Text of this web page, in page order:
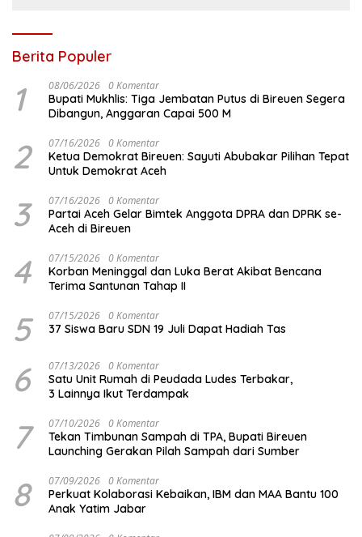
Berita Populer
1 08/06/2026 0 Komentar
Bupati Mukhlis: Tiga Jembatan Putus di Bireuen Segera
Dibangun, Anggaran Capai 500 M
2 07/16/2026 0 Komentar
Ketua Demokrat Bireuen: Sayuti Abubakar Pilihan Tepat
Untuk Demokrat Aceh
3 07/16/2026 0 Komentar
Partai Aceh Gelar Bimtek Anggota DPRA dan DPRK se-
Aceh di Bireuen
4 07/15/2026 0 Komentar
Korban Meninggal dan Luka Berat Akibat Bencana
Terima Santunan Tahap II
5 07/15/2026 0 Komentar
37 Siswa Baru SDN 19 Juli Dapat Hadiah Tas
6 07/13/2026 0 Komentar
Satu Unit Rumah di Peudada Ludes Terbakar,
3 Lainnya Ikut Terdampak
7 07/10/2026 0 Komentar
Tekan Timbunan Sampah di TPA, Bupati Bireuen
Launching Gerakan Pilah Sampah dari Sumber
8 07/09/2026 0 Komentar
Perkuat Kolaborasi Kebaikan, IBM dan MAA Bantu 100
Anak Yatim Jabar